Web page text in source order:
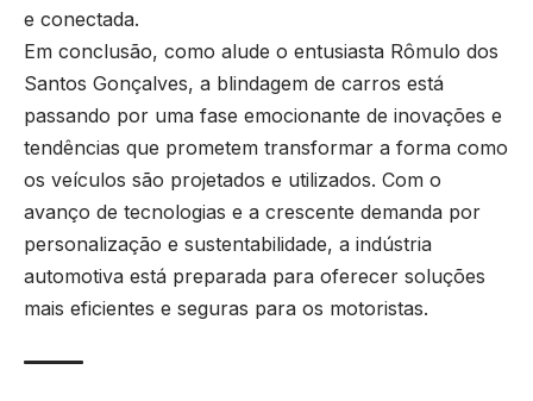
e conectada.
Em conclusão, como alude o entusiasta Rômulo dos
Santos Gonçalves, a blindagem de carros está
passando por uma fase emocionante de inovações e
tendências que prometem transformar a forma como
os veículos são projetados e utilizados. Com o
avanço de tecnologias e a crescente demanda por
personalização e sustentabilidade, a indústria
automotiva está preparada para oferecer soluções
mais eficientes e seguras para os motoristas.